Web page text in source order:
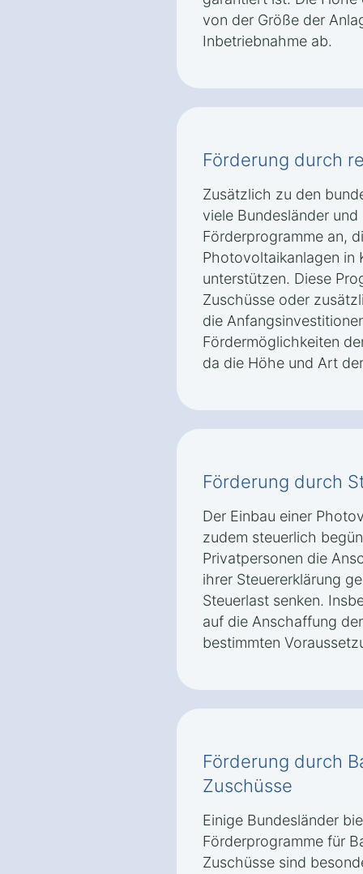
von der Größe der
Inbetriebnahme ab.
Förderung durch
Zusätzlich zu den
viele Bundesländer
Förderprogramme an,
Photovoltaikanlagen in
unterstützen. Diese
Zuschüsse oder
die
Fördermöglichkeiten
da die Höhe und Art
Förderung durch
Der Einbau einer
zudem steuerlich
Privatpersonen die
ihrer Steuererklärung
Steuerlast senken.
auf die Anschaffung
bestimmten
Förderung durch
Zuschüsse
Einige Bundesländer
Förderprogramme für
Zuschüsse sind